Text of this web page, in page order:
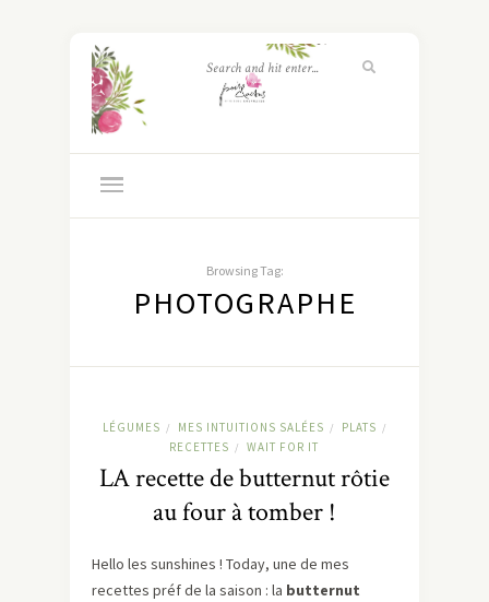
Browsing Tag:
PHOTOGRAPHE
LÉGUMES / MES INTUITIONS SALÉES / PLATS /
RECETTES / WAIT FOR IT
LA recette de butternut rôtie
au four à tomber !
Hello les sunshines ! Today, une de mes
recettes préf de la saison : la butternut